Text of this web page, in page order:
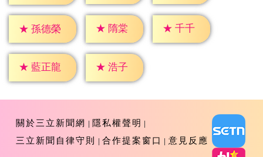
★ 孫德榮 ★ 隋棠 ★ 千千
★ 藍正龍 ★ 浩子
關於三立新聞網
隱私權聲明
三立新聞自律守則
合作提案窗口 意見反應